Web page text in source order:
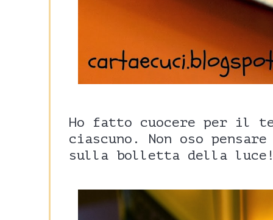
Ho fatto cuocere per il
ciascuno. Non oso
sulla bolletta della